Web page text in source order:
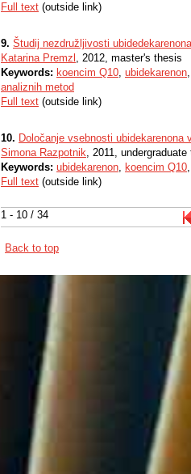
1 - 10 / 34
Full text (outside link)
9. Študij nezdružljivosti
Katarina Premzl , 2012, master's thesis
Keywords: koencim Q10, ubidekarenon
analiznih metod
Full text (outside link)
10. Določanje vsebnosti
Simona Razpotnik, 2011, undergraduate
Keywords: ubidekarenon, koencim Q10
Full text (outside link)
Back to top